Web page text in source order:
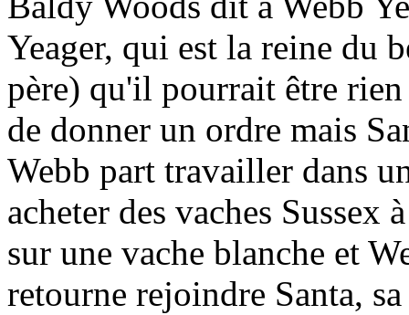
Yeager, qui est la reine du
père) qu'il pourrait être
de donner un ordre mais
Webb part travailler dans
acheter des vaches Sussex
sur une vache blanche et
retourne rejoindre Santa,